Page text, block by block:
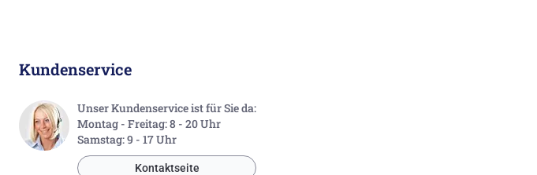
Kundenservice
Unser Kundenservice ist für Sie da:
Montag - Freitag: 8 - 20 Uhr
Samstag: 9 - 17 Uhr
Kontaktseite